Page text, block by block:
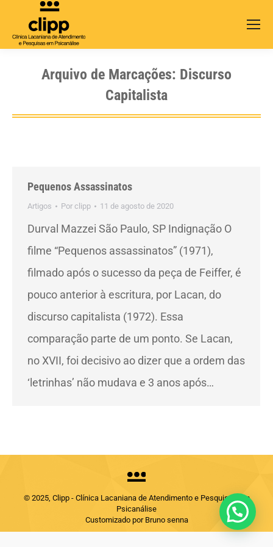
Arquivo de Marcações: Discurso
Capitalista
Pequenos Assassinatos
Artigos Por clipp 11 de agosto de 2020
Durval Mazzei São Paulo, SP Indignação O
filme “Pequenos assassinatos” (1971),
filmado após o sucesso da peça de Feiffer, é
pouco anterior à escritura, por Lacan, do
discurso capitalista (1972). Essa
comparação parte de um ponto. Se Lacan,
no XVII, foi decisivo ao dizer que a ordem das
‘letrinhas’ não mudava e 3 anos após…
© 2025, Clipp - Clínica Lacaniana de Atendimento e Pesquisas em
Psicanálise
Customizado por Bruno senna